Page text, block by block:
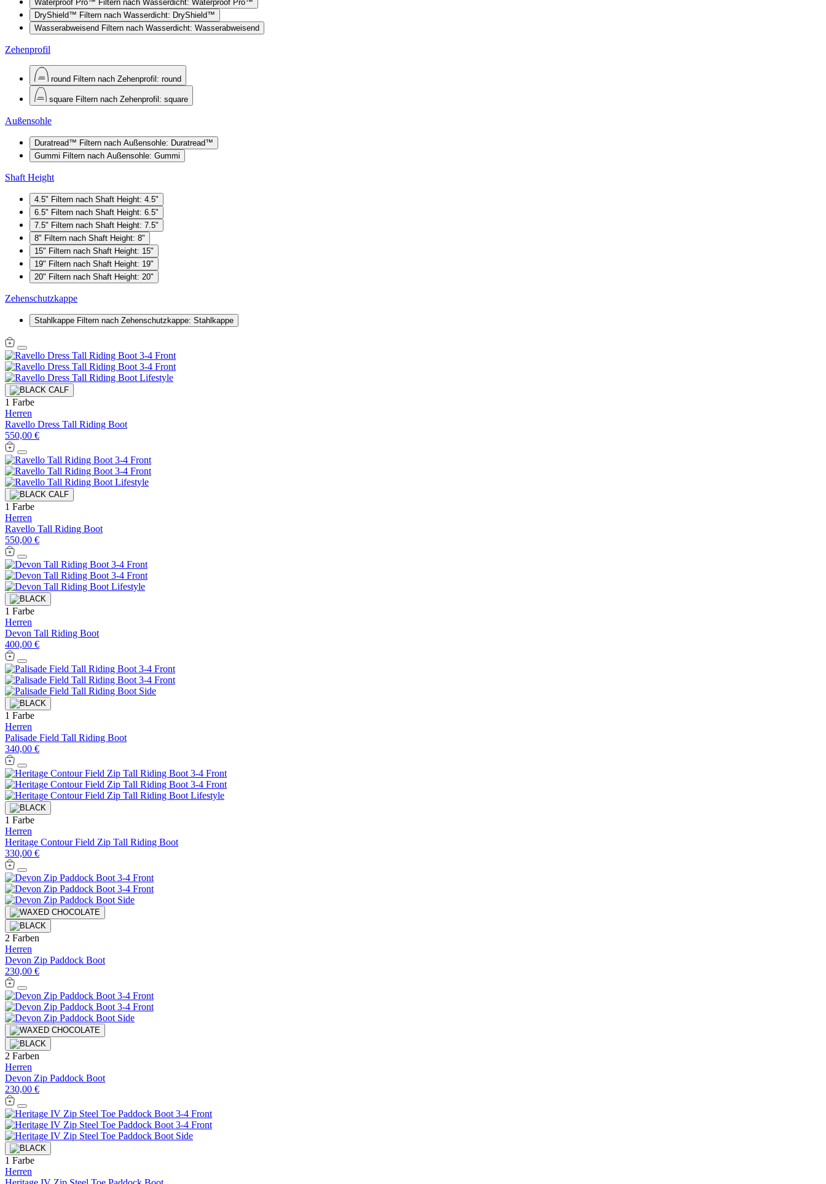
Waterproof Pro™ Filtern nach Wasserdicht: Waterproof Pro™
DryShield™ Filtern nach Wasserdicht: DryShield™
Wasserabweisend Filtern nach Wasserdicht: Wasserabweisend
Zehenprofil
round Filtern nach Zehenprofil: round
square Filtern nach Zehenprofil: square
Außensohle
Duratread™ Filtern nach Außensohle: Duratread™
Gummi Filtern nach Außensohle: Gummi
Shaft Height
4.5" Filtern nach Shaft Height: 4.5"
6.5" Filtern nach Shaft Height: 6.5"
7.5" Filtern nach Shaft Height: 7.5"
8" Filtern nach Shaft Height: 8"
15" Filtern nach Shaft Height: 15"
19" Filtern nach Shaft Height: 19"
20" Filtern nach Shaft Height: 20"
Zehenschutzkappe
Stahlkappe Filtern nach Zehenschutzkappe: Stahlkappe
1 Farbe
Herren
Ravello Dress Tall Riding Boot
550,00 €
1 Farbe
Herren
Ravello Tall Riding Boot
550,00 €
1 Farbe
Herren
Devon Tall Riding Boot
400,00 €
1 Farbe
Herren
Palisade Field Tall Riding Boot
340,00 €
1 Farbe
Herren
Heritage Contour Field Zip Tall Riding Boot
330,00 €
2 Farben
Herren
Devon Zip Paddock Boot
230,00 €
2 Farben
Herren
Devon Zip Paddock Boot
230,00 €
1 Farbe
Herren